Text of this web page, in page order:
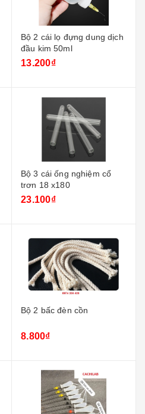
Bộ 2 cái lọ đựng dung dịch
đầu kim 50ml
13.200₫
Bộ 3 cái ống nghiệm cổ
trơn 18 x180
23.100₫
Bộ 2 bấc đèn cồn
8.800₫